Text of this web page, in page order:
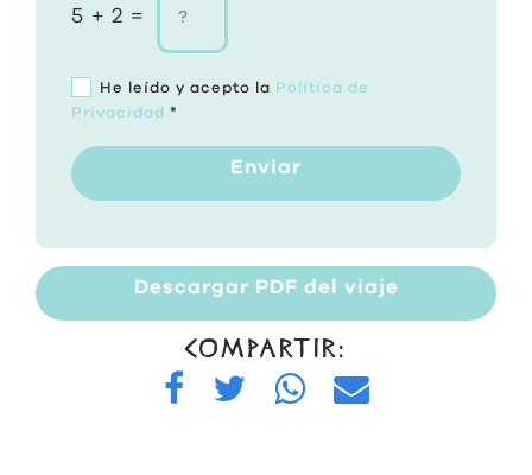
5 + 2 =
He leído y acepto la Política de
Privacidad *
Enviar
Descargar PDF del viaje
COMPARTIR: